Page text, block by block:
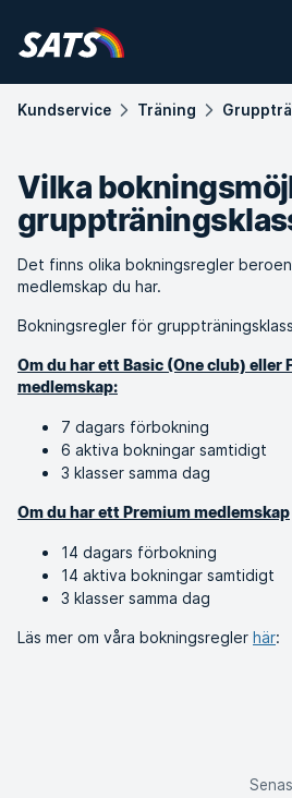
Kundservice Träning
Vilka
Det finns olika bokningsregler
medlemskap du har.
Bokningsregler för
Om du har ett Basic (One club) eller
medlemskap:
7 dagars förbokning
6 aktiva bokningar samtidigt
3 klasser samma dag
Om du har ett Premium medlemskap
14 dagars förbokning
14 aktiva bokningar samtidigt
3 klasser samma dag
Läs mer om våra bokningsregler här: